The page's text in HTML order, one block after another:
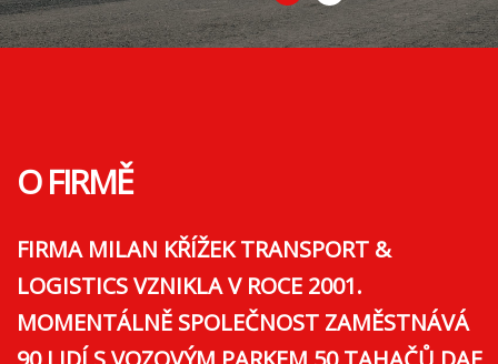
O FIRMĚ
FIRMA MILAN KŘÍŽEK TRANSPORT &
LOGISTICS VZNIKLA V ROCE 2001.
MOMENTÁLNĚ SPOLEČNOST ZAMĚSTNÁVÁ